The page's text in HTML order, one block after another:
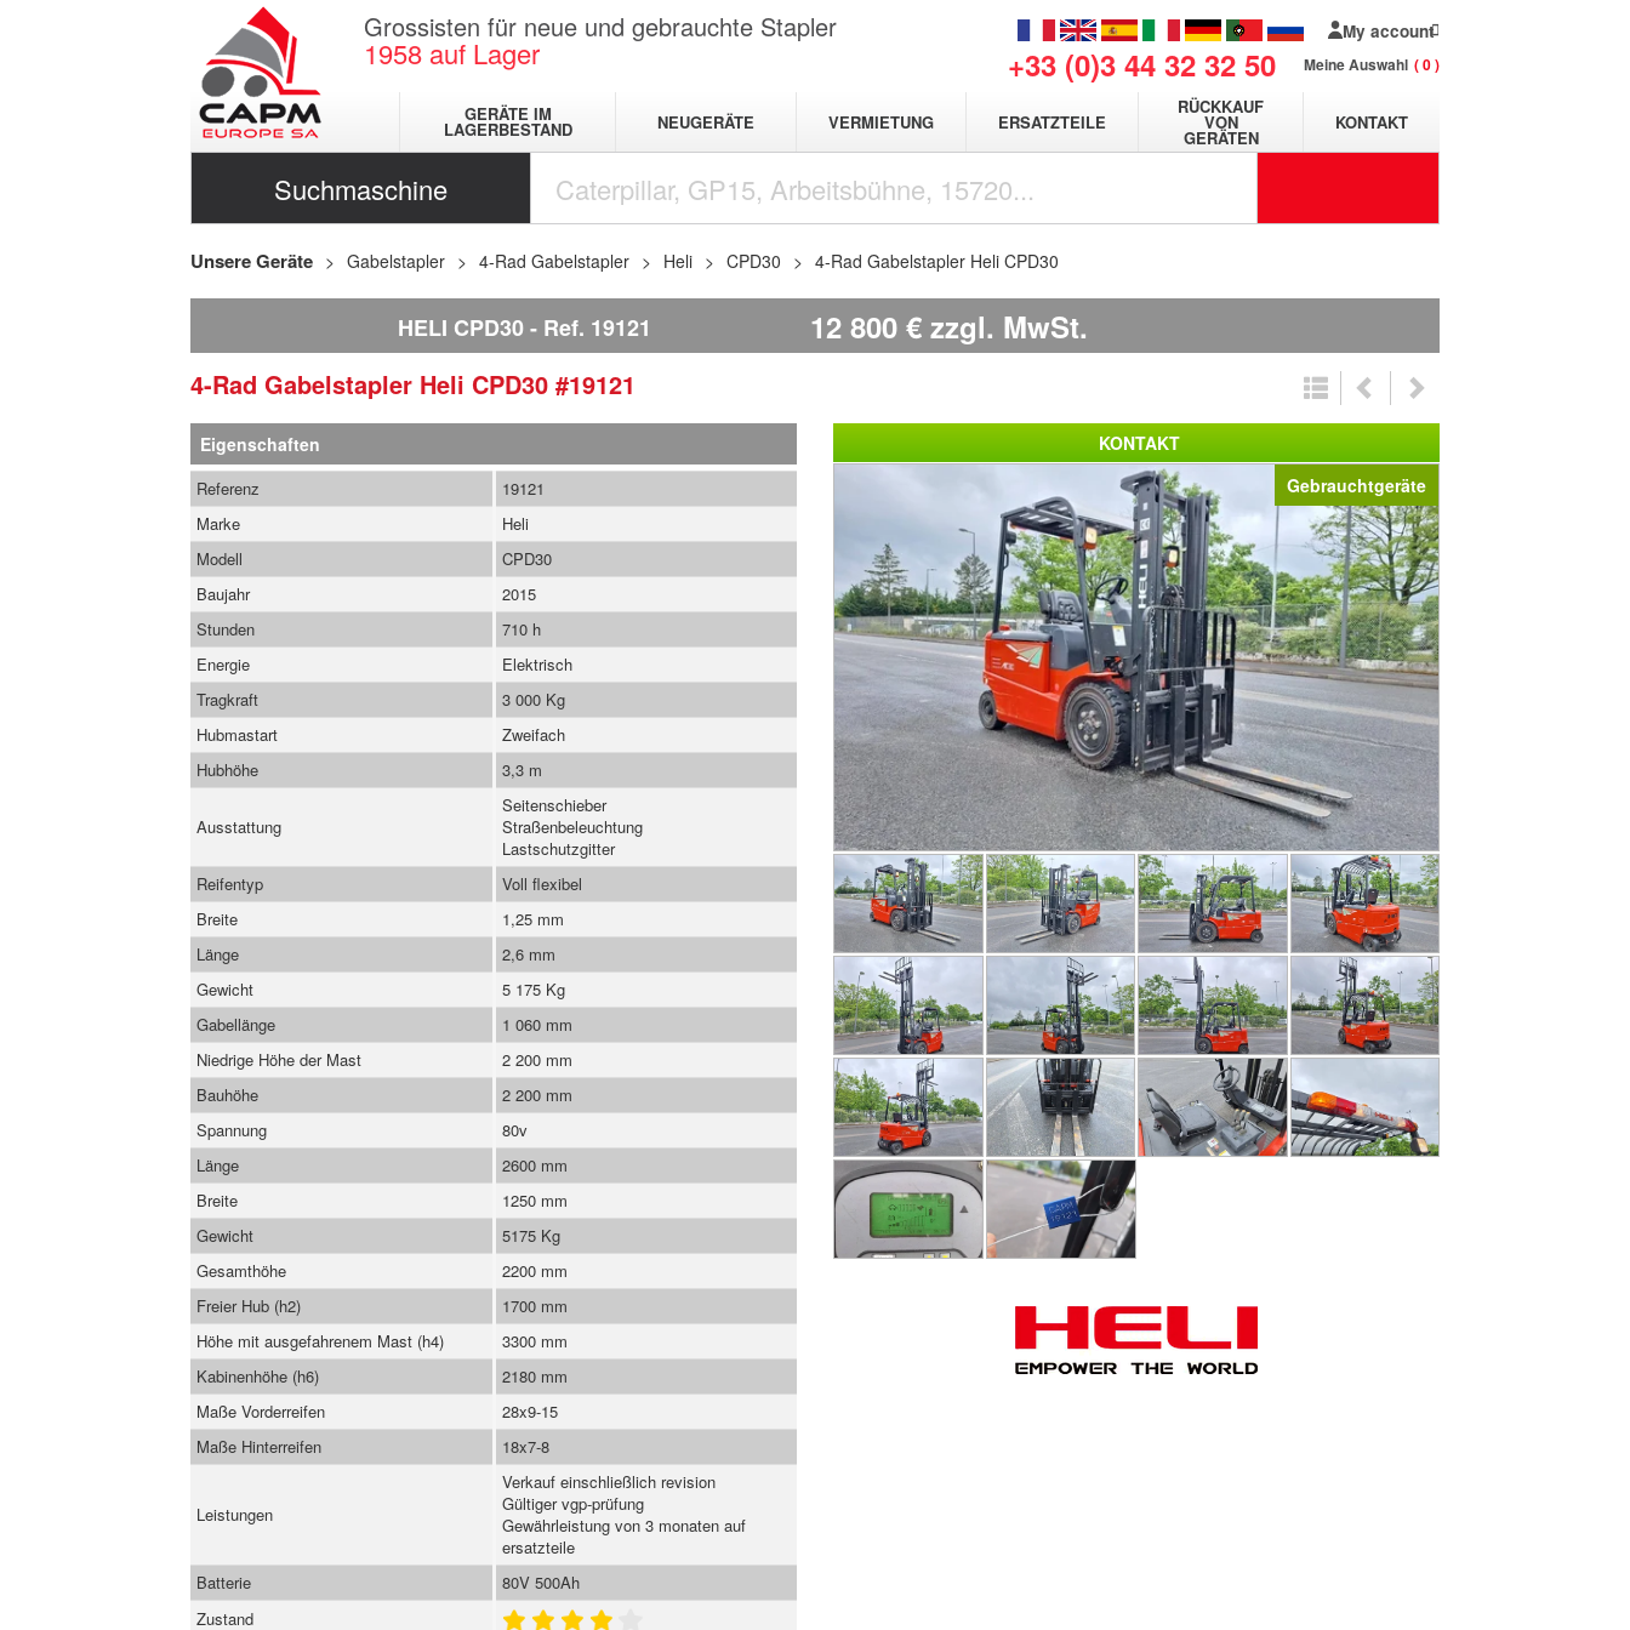
Grossisten für neue und gebrauchte Stapler
1958 auf Lager +33 (0)3 44 32 32 50
My account
Meine Auswahl 0
GERÄTE IM
LAGERBESTAND NEUGERÄTE VERMIETUNG ERSATZTEILE
RÜCKKAUF
VON
GERÄTEN
KONTAKT
Suchmaschine
Unsere Geräte Gabelstapler 4-Rad Gabelstapler Heli CPD30 4-Rad Gabelstapler Heli CPD30
HELI CPD30 Ref. 19121 12 800 € zzgl. MwSt.
4-Rad Gabelstapler Heli CPD30 #19121
Gebrauchtgeräte
Eigenschaften
Referenz
19121
Marke
Heli
Modell
CPD30
Baujahr
2015
Stunden
710 h
Energie
Elektrisch
Tragkraft
3 000 Kg
Hubmastart
Zweifach
Hubhöhe
3,3 m
Ausstattung
Seitenschieber
Straßenbeleuchtung
Lastschutzgitter
Reifentyp
Voll flexibel
Breite
1,25 mm
Länge
2,6 mm
Gewicht
5 175 Kg
Gabellänge
1 060 mm
Niedrige Höhe der Mast
2 200 mm
Bauhöhe
2 200 mm
Spannung
80v
Länge
2600 mm
Breite
1250 mm
Gewicht
5175 Kg
Gesamthöhe
2200 mm
Freier Hub (h2)
1700 mm
Höhe mit ausgefahrenem Mast (h4)
3300 mm
Kabinenhöhe (h6)
2180 mm
Maße Vorderreifen
28x9-15
Maße Hinterreifen
18x7-8
Leistungen
Verkauf einschließlich revision
Gültiger vgp-prüfung
Gewährleistung von 3 monaten auf
ersatzteile
Batterie
80V 500Ah
Zustand
KONTAKT